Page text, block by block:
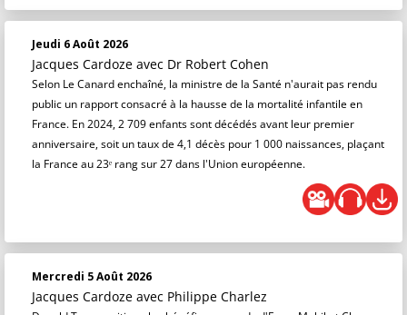
Jeudi 6 Août 2026
Jacques Cardoze avec Dr Robert Cohen
Selon Le Canard enchaîné, la ministre de la Santé n'aurait pas rendu
public un rapport consacré à la hausse de la mortalité infantile en
France. En 2024, 2 709 enfants sont décédés avant leur premier
anniversaire, soit un taux de 4,1 décès pour 1 000 naissances, plaçant
la France au 23ᵉ rang sur 27 dans l'Union européenne.
Mercredi 5 Août 2026
Jacques Cardoze avec Philippe Charlez